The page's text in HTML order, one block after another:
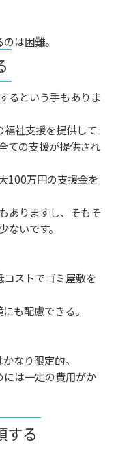
は困難。
るという手もありま
祉支援を提供して
ての支援が提供され
100万円の支援金を
ありますし、そもそ
いです。
ストでゴミ屋敷を
も配慮できる。
なり限定的。
は一定の費用がか
する